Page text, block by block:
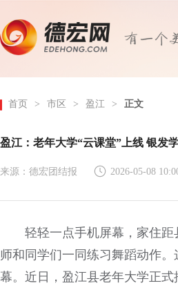
首页 > 市区 > 盈江 > 正文
盈江：老年大学“云课堂”上线 银发
来源：德宏团结报 2026-05-08
轻轻一点手机屏幕，家住
师和同学们一同练习舞蹈动作
幕。近日，盈江县老年大学正